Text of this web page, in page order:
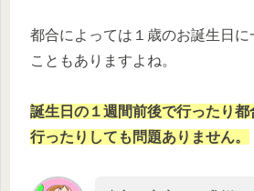
都合によっては１歳のお誕生日に
こともありますよね。
誕生日の１週間前後で行ったり都
行ったりしても問題ありません。